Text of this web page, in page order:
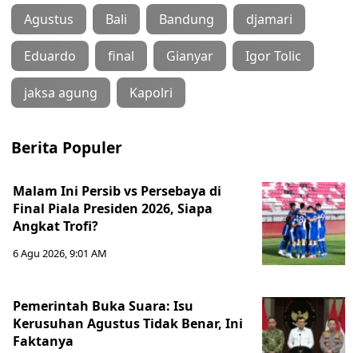
Agustus Bali Bandung djamari
Eduardo final Gianyar Igor Tolic
jaksa agung Kapolri
Berita Populer
Malam Ini Persib vs Persebaya di
Final Piala Presiden 2026, Siapa
Angkat Trofi?
6 Agu 2026, 9:01 AM
Pemerintah Buka Suara: Isu
Kerusuhan Agustus Tidak Benar, Ini
Faktanya